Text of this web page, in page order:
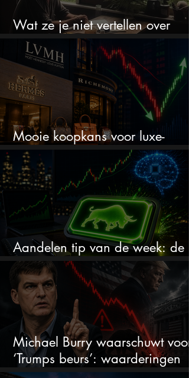
Wat ze je niet vertellen over
erfbelasting
Mooie koopkans voor luxe-
aandelen door recente correctie?
Aandelen tip van de week: de
markt onderschat dit AI-bedrijf
Michael Burry waarschuwt voor
‘Trumps beurs’: waarderingen